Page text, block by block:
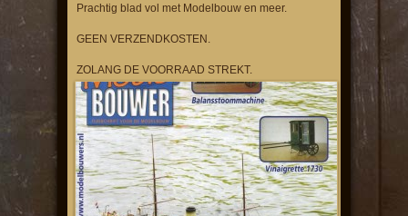
Prachtig blad vol met Modelbouw en meer.
GEEN VERZENDKOSTEN.
ZOLANG DE VOORRAAD STREKT.